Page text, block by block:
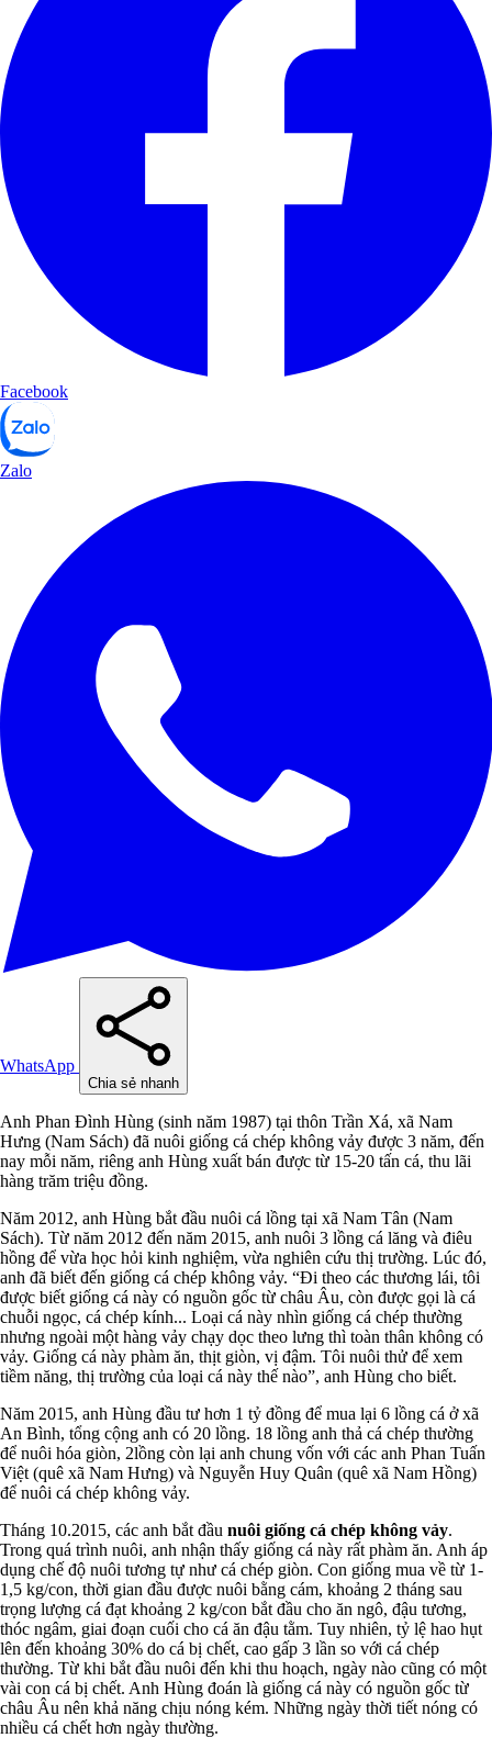
Facebook
Zalo
WhatsApp
Chia sẻ nhanh
Anh Phan Đình Hùng (sinh năm 1987) tại thôn Trần Xá, xã Nam
Hưng (Nam Sách) đã nuôi giống cá chép không vảy được 3 năm, đến
nay mỗi năm, riêng anh Hùng xuất bán được từ 15-20 tấn cá, thu lãi
hàng trăm triệu đồng.
Năm 2012, anh Hùng bắt đầu nuôi cá lồng tại xã Nam Tân (Nam
Sách). Từ năm 2012 đến năm 2015, anh nuôi 3 lồng cá lăng và điêu
hồng để vừa học hỏi kinh nghiệm, vừa nghiên cứu thị trường. Lúc đó,
anh đã biết đến giống cá chép không vảy. “Đi theo các thương lái, tôi
được biết giống cá này có nguồn gốc từ châu Âu, còn được gọi là cá
chuỗi ngọc, cá chép kính... Loại cá này nhìn giống cá chép thường
nhưng ngoài một hàng vảy chạy dọc theo lưng thì toàn thân không có
vảy. Giống cá này phàm ăn, thịt giòn, vị đậm. Tôi nuôi thử để xem
tiềm năng, thị trường của loại cá này thế nào”, anh Hùng cho biết.
Năm 2015, anh Hùng đầu tư hơn 1 tỷ đồng để mua lại 6 lồng cá ở xã
An Bình, tổng cộng anh có 20 lồng. 18 lồng anh thả cá chép thường
để nuôi hóa giòn, 2lồng còn lại anh chung vốn với các anh Phan Tuấn
Việt (quê xã Nam Hưng) và Nguyễn Huy Quân (quê xã Nam Hồng)
để nuôi cá chép không vảy.
Tháng 10.2015, các anh bắt đầu nuôi giống cá chép không vảy.
Trong quá trình nuôi, anh nhận thấy giống cá này rất phàm ăn. Anh áp
dụng chế độ nuôi tương tự như cá chép giòn. Con giống mua về từ 1-
1,5 kg/con, thời gian đầu được nuôi bằng cám, khoảng 2 tháng sau
trọng lượng cá đạt khoảng 2 kg/con bắt đầu cho ăn ngô, đậu tương,
thóc ngâm, giai đoạn cuối cho cá ăn đậu tằm. Tuy nhiên, tỷ lệ hao hụt
lên đến khoảng 30% do cá bị chết, cao gấp 3 lần so với cá chép
thường. Từ khi bắt đầu nuôi đến khi thu hoạch, ngày nào cũng có một
vài con cá bị chết. Anh Hùng đoán là giống cá này có nguồn gốc từ
châu Âu nên khả năng chịu nóng kém. Những ngày thời tiết nóng có
nhiều cá chết hơn ngày thường.